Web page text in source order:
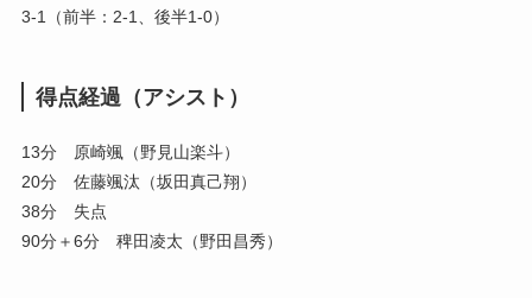
3-1（前半：2-1、後半1-0）
得点経過（アシスト）
13分 原崎颯（野見山楽斗）
20分 佐藤颯汰（坂田真己翔）
38分 失点
90分＋6分 稗田凌太（野田昌秀）